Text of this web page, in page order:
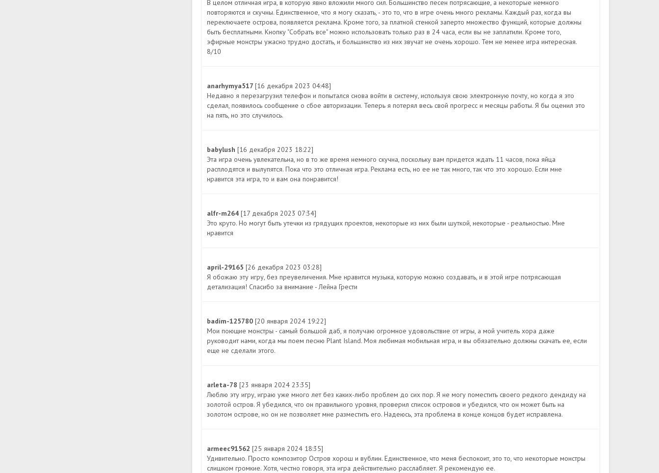
В целом отличная игра, в которую явно вложили много сил. Большинство песен потрясающие, а некоторые немного
повторяются и скучны. Единственное, что я могу сказать, - это то, что в игре очень много рекламы. Каждый раз, когда вы
переключаете острова, появляется реклама. Кроме того, за платной стенкой заперто множество функций, которые должны
быть бесплатными. Кнопку "Собрать все" можно использовать только раз в 24 часа, если вы не заплатили. Кроме того,
эфирные монстры ужасно трудно достать, и большинство из них звучат не очень хорошо. Тем не менее игра интересная.
8/10
anarhymya517 [16 декабря 2023 04:48]
Недавно я перезагрузил телефон и попытался снова войти в систему, используя свою электронную почту, но когда я это
сделал, появилось сообщение о сбое авторизации. Теперь я потерял весь свой прогресс и месяцы работы. Я бы оценил это
на пять, но это случилось.
babylush [16 декабря 2023 18:22]
Эта игра очень увлекательна, но в то же время немного скучна, поскольку вам придется ждать 11 часов, пока яйца
расплодятся и вылупятся. Пока что это отличная игра. Реклама есть, но ее не так много, так что это хорошо. Если мне
нравится эта игра, то и вам она понравится!
alfr-m264 [17 декабря 2023 07:34]
Это круто. Но могут быть утечки из грядущих проектов, некоторые из них были шуткой, некоторые - реальностью. Мне
нравится
april-29165 [26 декабря 2023 03:28]
Я обожаю эту игру, без преувеличения. Мне нравится музыка, которую можно создавать, и в этой игре потрясающая
детализация! Спасибо за внимание - Лейна Грести
badim-125780 [20 января 2024 19:22]
Мои поющие монстры - самый большой даб, я получаю огромное удовольствие от игры, а мой учитель хора даже
руководит нами, когда мы поем песню Plant Island. Моя любимая мобильная игра, и вы обязательно должны скачать ее, если
еще не сделали этого.
arleta-78 [23 января 2024 23:35]
Люблю эту игру, играю уже много лет без каких-либо проблем до сих пор. Я не могу поместить своего редкого дендиду на
золотой остров. Я убедился, что он правильного уровня, проверил список островов и убедился, что он может быть на
золотом острове, но он не позволяет мне разместить его. Надеюсь, эта проблема в конце концов будет исправлена.
armeec91562 [25 января 2024 18:35]
Удивительно. Просто композитор Остров хорош и вублин. Единственное, что меня беспокоит, это то, что некоторые монстры
слишком громкие. Хотя, честно говоря, эта игра действительно расслабляет. Я рекомендую ее.